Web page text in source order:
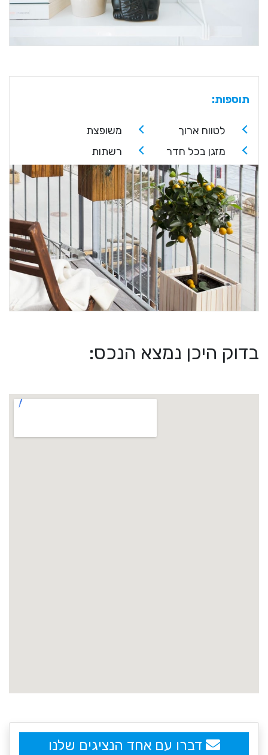
תוספות:
לטווח ארוך
משופצת
מזגן בכל חדר
רשתות
בדוק היכן נמצא הנכס:
דברו עם אחד הנציגים שלנו